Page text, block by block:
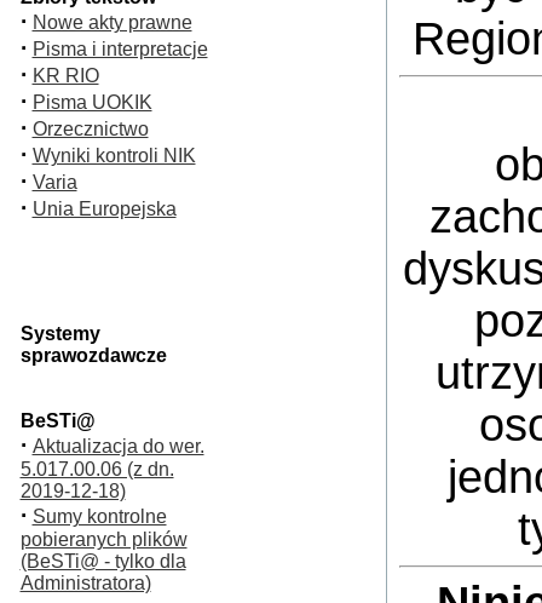
· Nowe akty prawne
· Pisma i interpretacje
· KR RIO
· Pisma UOKIK
· Orzecznictwo
· Wyniki kontroli NIK
· Varia
· Unia Europejska
Systemy
sprawozdawcze
BeSTi@
· Aktualizacja do wer.
5.017.00.06 (z dn.
2019-12-18)
· Sumy kontrolne
pobieranych plików
(BeSTi@ - tylko dla
Administratora)